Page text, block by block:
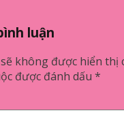
luận
không được hiển thị
được đánh dấu *